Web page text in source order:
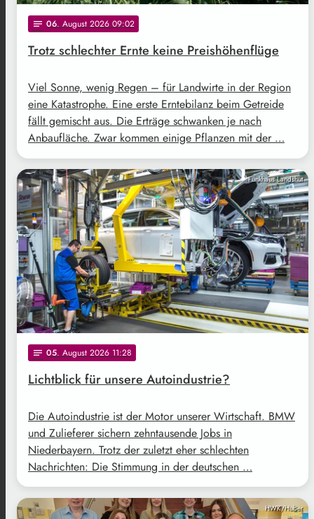
notes 06. August 2026 09:02
Trotz schlechter Ernte keine Preishöhenflüge
Viel Sonne, wenig Regen – für Landwirte in der Region
eine Katastrophe. Eine erste Erntebilanz beim Getreide
fällt gemischt aus. Die Erträge schwanken je nach
Anbaufläche. Zwar kommen einige Pflanzen mit der …
Funkhaus Landshut
notes 05. August 2026 11:28
Lichtblick für unsere Autoindustrie?
Die Autoindustrie ist der Motor unserer Wirtschaft. BMW
und Zulieferer sichern zehntausende Jobs in
Niederbayern. Trotz der zuletzt eher schlechten
Nachrichten: Die Stimmung in der deutschen …
HWK/Huber